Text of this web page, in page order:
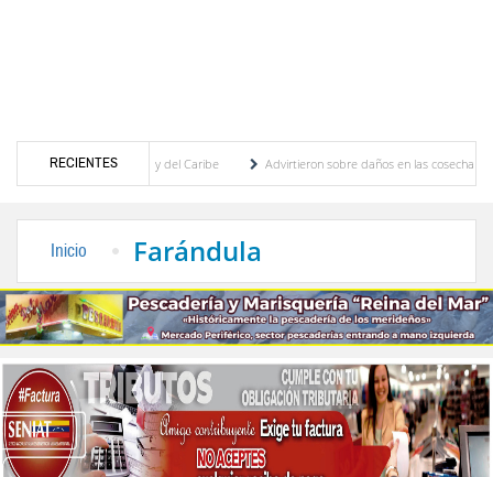
RECIENTES
Centroamericanos y del Caribe
Advirtieron sobre daños en las cosechas de los
Inicio Farándula